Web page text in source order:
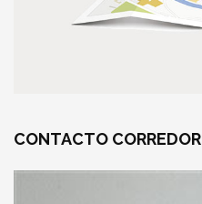
CONTACTO CORREDOR